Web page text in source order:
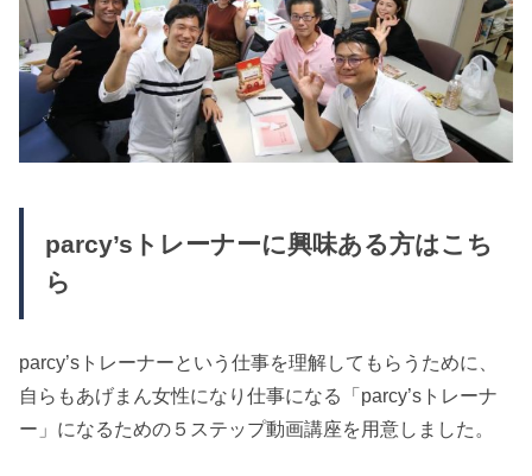
parcy’sトレーナーに興味ある方はこち
ら
parcy’sトレーナーという仕事を理解してもらうために、
自らもあげまん女性になり仕事になる「parcy’sトレーナ
ー」になるための５ステップ動画講座を用意しました。